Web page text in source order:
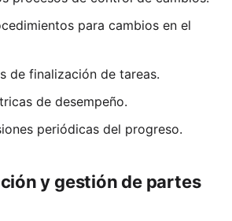
para cambios en el
de finalización de tareas.
de desempeño.
periódicas del progreso.
y gestión de partes